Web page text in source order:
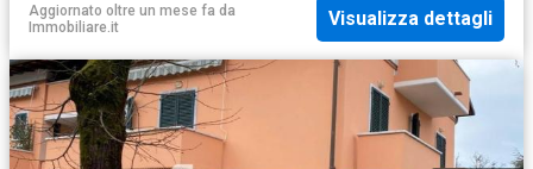
Aggiornato oltre un mese fa da
Immobiliare.it
Visualizza dettagli